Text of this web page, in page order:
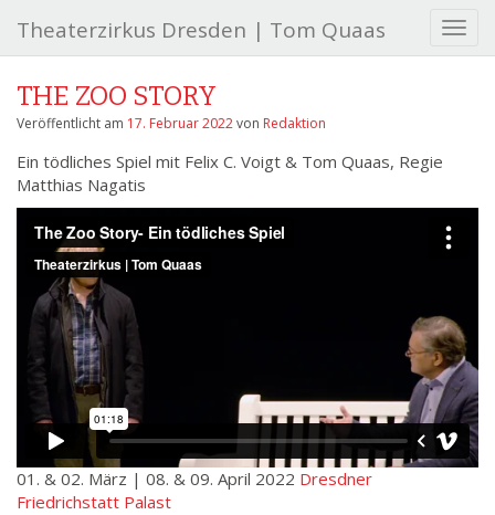
S
c
t
i
o
n
Theaterzirkus Dresden | Tom Quaas
THE ZOO STORY
Veröffentlicht am 17. Februar 2022von Redaktion
Ein tödliches Spiel mit Felix C. Voigt & Tom Quaas, Regie
Matthias Nagatis
01. & 02. März | 08. & 09. April 2022 Dresdner
Friedrichstatt Palast